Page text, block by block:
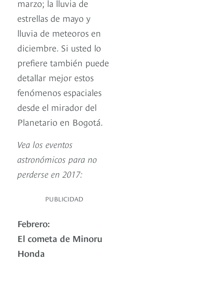
marzo; la lluvia de
estrellas de mayo y
lluvia de meteoros en
diciembre. Si usted lo
prefiere también puede
detallar mejor estos
fenómenos espaciales
desde el mirador del
Planetario en Bogotá.
Vea los eventos
astronómicos para no
perderse en 2017:
PUBLICIDAD
Febrero:
El cometa de Minoru
Honda